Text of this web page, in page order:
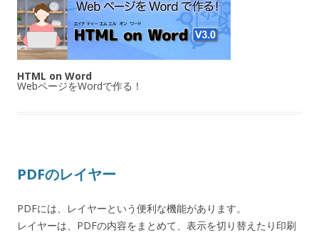
HTML on Word
WebページをWordで作る！
PDFのレイヤー
PDFには、レイヤーという便利な機能があります。
レイヤーは、PDFの内容をまとめて、表示を切り替えたり印刷